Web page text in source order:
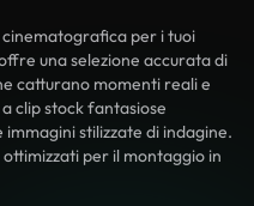
per i tuoi
una selezione accurata di
catturano momenti reali e
clip stock fantasiose
stilizzate di indagine.
per il montaggio in